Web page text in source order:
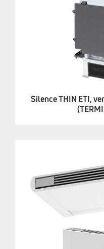
Silence THIN ETI,